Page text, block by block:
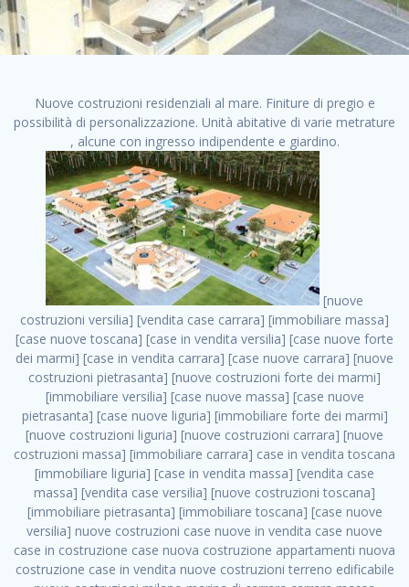
Nuove costruzioni residenziali al mare. Finiture di pregio e
possibilità di personalizzazione. Unità abitative di varie metrature
, alcune con ingresso indipendente e giardino.
[nuove costruzioni versilia] [vendita case carrara] [immobiliare massa] [case nuove toscana] [case in vendita versilia] [case nuove forte dei marmi] [case in vendita carrara] [case nuove carrara] [nuove costruzioni pietrasanta] [nuove costruzioni forte dei marmi] [immobiliare versilia] [case nuove massa] [case nuove pietrasanta] [case nuove liguria] [immobiliare forte dei marmi] [nuove costruzioni liguria] [nuove costruzioni carrara] [nuove costruzioni massa] [immobiliare carrara] case in vendita toscana [immobiliare liguria] [case in vendita massa] [vendita case massa] [vendita case versilia] [nuove costruzioni toscana] [immobiliare pietrasanta] [immobiliare toscana] [case nuove versilia] nuove costruzioni case nuove in vendita case nuove case in costruzione case nuova costruzione appartamenti nuova costruzione case in vendita nuove costruzioni terreno edificabile nuove costruzioni milano marina di carrara carrara massa massa carrara toscana versilia case in vendita a milano case in vendita a roma appartamenti nuovi in vendita vendita case milano case in vendita torino case in vendita milano case di nuova costruzione nuove costruzioni roma case in vendita roma , case in vendita nuova costruzione . vendita case roma vendita case torino villette nuova costruzione vendita case privati cerco casa milano vendita case impresa edile vendita case genova vendita immobili vendita case nuove cerco casa ville nuova costruzione annunci case in vendita case in vendita nuova costruzione nuove case in vendita case in vendita da privati villette a schiera cerco casa in vendita case in affitto vendita nuove costruzioni costruire case affitto affitto negozio milano cerco casa roma cerco casa nuova costruzione appartamenti in costruzione, case in vendita nuova costruzione . case nuove vendita case in vendita nuove case nuove milano nuove costruzioni morena case in vendita costruzioni case case in vendita tor vergata nuova annunci vendita case case in vendita milano centro, case in vendita nuova costruzione . vendita case nuova costruzione case in vendita privati agenzia immobiliare appartamenti di nuova costruzione ville in costruzione case in vendita a opera nuova costruzione nuove costruzioni torino, case in vendita nuova costruzione . appartamenti nuovi impresa edile roma trova casa costruzioni nuove appartamenti in affitto cantieri in costruzione, case in vendita nuova costruzione . immobiliare nuove costruzioni case in vendita dragona appartamenti in vendita siti vendita case case in vendita roma nord nuovi costruzioni ville nuove in vendita nuove costruzioni in vendita trovocasa cerco casa affitto villette in vendita nuove costruzioni immobiliari nuove costruzioni bologna toscano immobiliare palermo nuovi appartamenti vendita case dragona nuova costruzione case in vendita villaggio prenestino, case in vendita nuova costruzione . case in vendita dal costruttore imprese edili torino nuove costruzioni firenze immobiliare case nuove in costruzione toscano immobiliare milano, case in vendita nuova costruzione . casanuova case in vendita acilia dragona case in vendita di nuova costruzione case in vendita da costruttore nuove costruzioni eur case e cantieri appartamenti in vendita nuova costruzione case in vendita a dragona roma case in vendita nuove case in costruzione porta portese immobiliare appartamenti cerco casa disperatamente case in vendita torresina cascine in vendita vendita immobili roma, case in vendita nuova costruzione . milano nuove costruzioni morena case in vendita costruzioni edili nuove costruzioni catania visure catastali on line gratis nuove costruzioni monza case in costruzione milano, case in vendita nuova costruzione . nuove costruzioni boccea vendita immobili milano attico immobiliare roma vendita imprese edili bergamo impresa edile bologna case in vendita a classe appartamento nuovo nuove costruzioni pietralata case costruzione case in vendita roma sud nuove costruzioni residenziali a milano appartamenti nuova costruzione milano case in vendita boccea case in vendita morena nuove costruzioni vendita immobili privati, case in vendita nuova costruzione . comprare casa nuova costruzione case in vendita con leasing case in vendita ostia antica case nuova costruzione milano appartamenti nuovi milano case nuove roma nuove costruzioni bari edilizia convenzionata case in vendita a tortona villaggio prenestino case in vendita toscano immobiliare professione casa nuove costruzioni parma impresa costruzioni nuove case nuove costruzioni bergamo vendita immobili torino ville di nuova costruzione solo affitti appartamento nuovo in vendita appartamenti nuova costruzione roma case nuova costruzione roma, case in vendita nuova costruzione . nuove costruzioni a milano case in costruzione roma impresa di costruzioni grimaldi immobiliare costruzioni villetta nuova costruzione case in vendita da imprese edili cerco casa a acquisto casa in costruzione nuove costruzioni mare costruzioni immobiliari cantieri nuove costruzioni acquisto casa nuova costruzione nuove costruzioni padova comprare casa in costruzione impresa edile napoli nuove costruzioni pescara casa risorse immobiliari, case in vendita nuova costruzione . immobili in costruzione villette nuove villette nuove in vendita gabetti imprese edili verona nuove costruzioni milano sud nuovi immobili nuove costruzioni legnano, case in vendita nuova costruzione . cantieri nuove costruzioni milano villa nuova case vendita nuove costruzioni appartamenti in vendita nuovi immobili nuovi costruttori case imprese edili brescia nuovi appartamenti milano case in vendita selva nera casa nuova retecasa case nuova costruzione in vendita monolocale imprese edili firenze imprese edili padova frimm vendita case dragona nuove costruzioni vendita imprese edili parma imprese di costruzioni milano immobiliare toscano frimm immobiliare roma case case dal costruttore acquisto terreno agricolo imprese edili italiane roma vende casa case nuove a milano nuove costruzioni a roma imprese costruzioni roma cerco casa nuova immobili di nuova costruzione case in vendita castelverde roma impresa edile palermo rent to buy roma nuove costruzioni, case in vendita nuova costruzione . tempocasa case in vendita a riscatto nuove costruzioni varese nuove costruzioni bolzano vendita case in costruzione nuove costruzioni lecce cantiere milano costruire villa imprese edili treviso impresa edile catania case in vendita roma tiburtina vendita appartamenti nuova costruzione vendita immobili commerciali case nuove in vendita milano nuove costruzioni seregno cerca casa vendita cerco casa milano vendita nuove costruzioni milano ovest vendita case nuove milano imprese edili modena nuove costruzioni milano centro case in vendita aranova nuove abitazioni, case in vendita nuova costruzione ., case in vendita nuova costruzione . nuove costruzioni brescia nuove costruzioni como appartamenti nuovi in vendita a milano case in vendita bologna nuove costruzioni appartamenti in vendita milano nuova costruzione imprese edili como morena nuove costruzioni nuove costruzioni case vendita appartamenti nuovi nuove costruzioni salerno eurekasa villette in costruzione bilocali nuovi case nuove in vendita a roma case in vendita con permuta nuove costruzioni trento impresa edile varese imprese costruzioni milano imprese edili venezia case in vendita prenestina imprese edili spa nuove costruzioni gallarate roma nuove costruzioni case in nuova costruzione nuovi case nuove in vendita a milano nuove costruzioni loano nuovi cantieri milano imprese edili novara case in vendita roma est imprese di costruzioni roma appartamenti in costruzione milano nuovi cantieri cerco casa vendita milano nuove costruzioni brugherio vendita case da imprese edili imprese edili udine nuove costruzioni direttamente dal costruttore imprese edili vicenza case in vendita a loano nuova costruzione nuove villette prezzi case nuove case in vendita in costruzione compravendita terreno agricolo cantiere, case in vendita nuova costruzione . case in vendita milano navigli costruzione nuova casa costruzioni nuove milano nuove costruzioni roma rent to buy nuove costruzioni taranto palazzo in costruzione vendita appartamenti nuova costruzione milano centro costruzioni milano case in vendita milano nuove costruzioni case in vendita milano sud impresa edile como case nuove a roma boccea case in vendita imprese edili trento nuove costruzioni buccinasco case in costruzione a milano nuove costruzioni ripamonti case in vendita a salerno nuove costruzioni nuove residenze milano case nuove vendita milano nuove costruzioni milano nord nuove costruzioni livorno vendita nuove costruzioni roma nuove costruzioni liguria costruzioni roma cerco casa roma vendita nuove costruzioni classe a impresa edile rimini nuovi annunci case in vendita nuove costruzioni magenta todini costruzioni case grezze in vendita vendita appartamenti nuovi milano case in vendita gallaratese milano nuove costruzioni arezzo, case in vendita nuova costruzione . case in vendita castelverde case nuove dal costruttore nuovo appartamento nuove costruzioni desenzano imprese edili lombardia imprese edili veneto appartamenti in costruzione roma case vendita pescara nuove costruzioni case in vendita ad acilia imprese edili verona e provincia nuove costruzioni desio appartamenti classe a milano firenze nuove costruzioni pirelli re immobiliare grandi imprese di costruzioni case in vendita torresina roma case in vendita navigli milano nuove costruzioni roma centro nuovecostruzioni appartamenti nuovi a milano impresa edile ancona nuove residenze dr